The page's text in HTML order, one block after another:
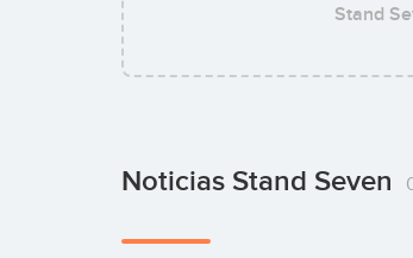
Stand
Noticias Stand Seven